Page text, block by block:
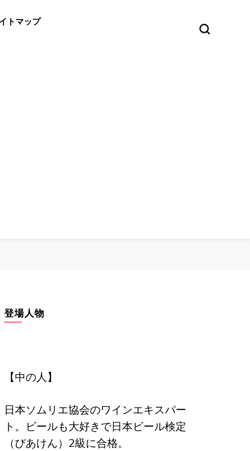
トマップ
登場人物
【中の人】
日本ソムリエ協会のワインエキスパー
ト。ビールも大好きで日本ビール検定
（びあけん）2級に合格。